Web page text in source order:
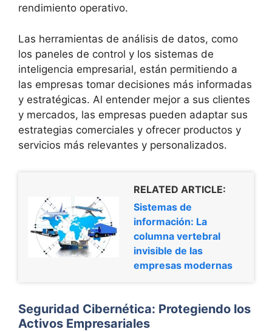
rendimiento operativo.
Las herramientas de análisis de datos, como
los paneles de control y los sistemas de
inteligencia empresarial, están permitiendo a
las empresas tomar decisiones más informadas
y estratégicas. Al entender mejor a sus clientes
y mercados, las empresas pueden adaptar sus
estrategias comerciales y ofrecer productos y
servicios más relevantes y personalizados.
RELATED ARTICLE:
Sistemas de
información: La
columna vertebral
invisible de las
empresas modernas
Seguridad Cibernética: Protegiendo los
Activos Empresariales